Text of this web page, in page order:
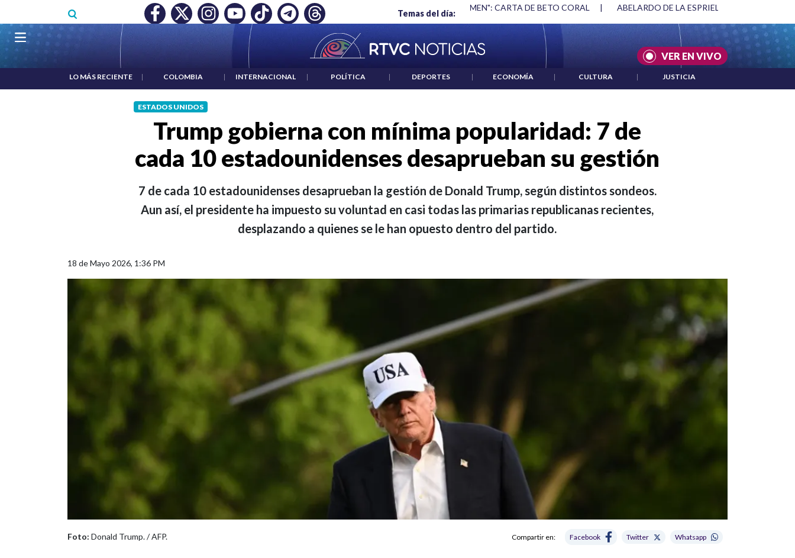
Temas del día:
NO DESTRUYÓ EMPLEO: JP MORGAN | "HABLAR NO ES UN CRIMEN": CARTA DE BETO CORAL ABELARDO DE LA ESPRIELLA Y DMG ACUERDOS ENTRE ESTADOS UNIDOS E IRÁN
VER EN VIVO
Navegación principal
LO MÁS RECIENTE | COLOMBIA | INTERNACIONAL | POLÍTICA | DEPORTES | ECONOMÍA | CULTURA | JUSTICIA
ESTADOS UNIDOS
Trump gobierna con mínima popularidad: 7 de
cada 10 estadounidenses desaprueban su gestión
7 de cada 10 estadounidenses desaprueban la gestión de Donald Trump, según distintos sondeos.
Aun así, el presidente ha impuesto su voluntad en casi todas las primarias republicanas recientes,
desplazando a quienes se le han opuesto dentro del partido.
18 de Mayo 2026, 1:36 PM
Foto: Donald Trump. / AFP. Compartir en: Facebook Twitter Whatsapp